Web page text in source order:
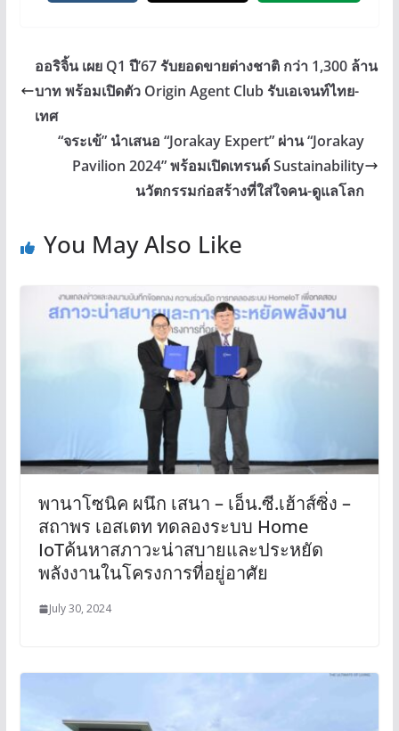
ออริจิ้น เผย Q1 ปี’67 รับยอดขายต่างชาติ กว่า 1,300 ล้าน
บาท พร้อมเปิดตัว Origin Agent Club รับเอเจนท์ไทย-
เทศ
“จระเข้” นำเสนอ “Jorakay Expert” ผ่าน “Jorakay
Pavilion 2024” พร้อมเปิดเทรนด์ Sustainability
นวัตกรรมก่อสร้างที่ใส่ใจคน-ดูแลโลก
You May Also Like
พานาโซนิค ผนึก เสนา – เอ็น.ซี.เฮ้าส์ซิ่ง –
สถาพร เอสเตท ทดลองระบบ Home
IoTค้นหาสภาวะน่าสบายและประหยัด
พลังงานในโครงการที่อยู่อาศัย
July 30, 2024